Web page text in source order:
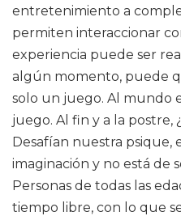
entretenimiento a
permiten interaccionar
experiencia puede ser
algún momento, puede
solo un juego. Al mundo
juego. Al fin y a la
Desafían nuestra psique,
imaginación y no está de
Personas de todas las
tiempo libre, con lo que